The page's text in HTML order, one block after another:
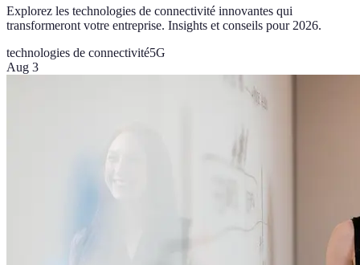
Explorez les technologies de connectivité innovantes qui
transformeront votre entreprise. Insights et conseils pour 2026.
technologies de connectivité5G
Aug 3